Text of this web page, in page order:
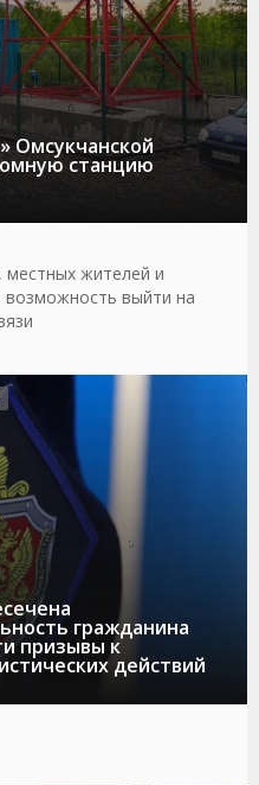
Омсукчанской
станцию
местных жителей и
возможность выйти на
гражданина
призывы к
действий